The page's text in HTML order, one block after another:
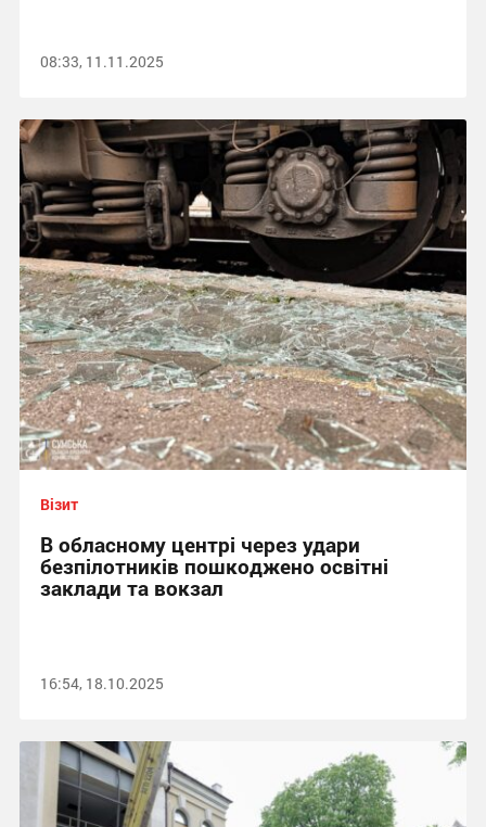
08:33, 11.11.2025
Візит
В обласному центрі через удари
безпілотників пошкоджено освітні
заклади та вокзал
16:54, 18.10.2025